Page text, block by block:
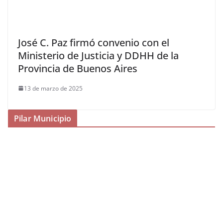
José C. Paz firmó convenio con el
Ministerio de Justicia y DDHH de la
Provincia de Buenos Aires
13 de marzo de 2025
Pilar Municipio